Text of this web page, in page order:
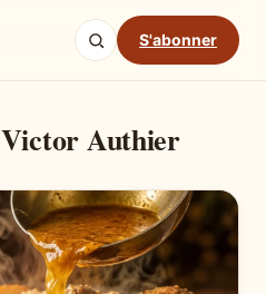
S'abonner
Victor Authier